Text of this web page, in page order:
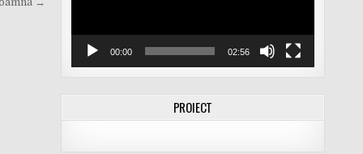
00:00 02:56
PROIECT